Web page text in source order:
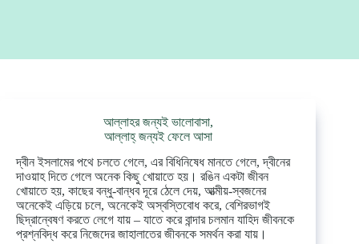
আল্লাহর জন্যই ভালোবাসা,
আল্লাহ্ জন্যই ফেলে আসা
দ্বীন ইসলামের পথে চলতে গেলে, এর বিধিনিষেধ মানতে গেলে, দ্বীনের
দাওয়াহ দিতে গেলে অনেক কিছু খোয়াতে হয়। রঙিন একটা জীবন
খোয়াতে হয়, কাছের বন্ধু-বান্ধব দূরে ঠেলে দেয়, আত্মীয়-স্বজনের
অনেকেই এড়িয়ে চলে, অনেকেই অস্বস্তিবোধ করে, বেশিরভাগই
ছিদ্রান্বেষণ করতে লেগে যায় – যাতে করে বান্দার চলমান যাহিদ জীবনকে
প্রশ্নবিদ্ধ করে নিজেদের জাহালাতের জীবনকে সমর্থন করা যায়।